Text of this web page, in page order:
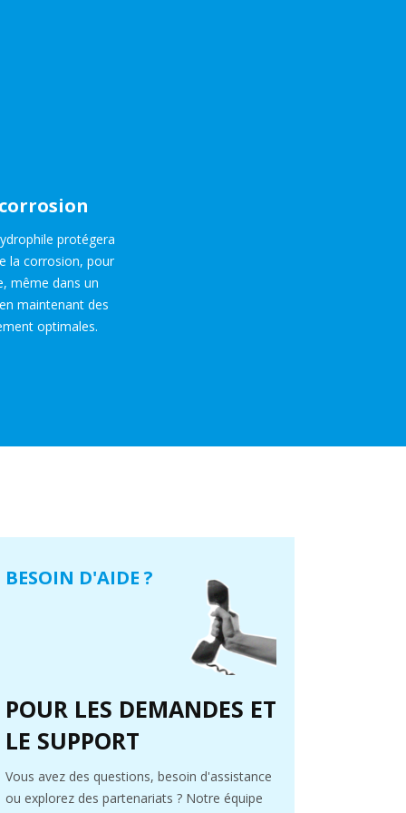
protégera
la corrosion, pour
même dans un
maintenant des
optimales.
BESOIN D'AIDE ?
POUR LES DEMANDES ET
LE SUPPORT
Vous avez des questions, besoin d'assistance
ou explorez des partenariats ? Notre équipe